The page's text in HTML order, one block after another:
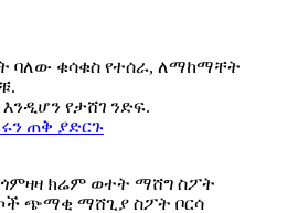
ባለው ቁሳቁስ የተሰራ, ለማከማቸት
የታሸገ ንድፍ.
ጠቅ ያድርጉ